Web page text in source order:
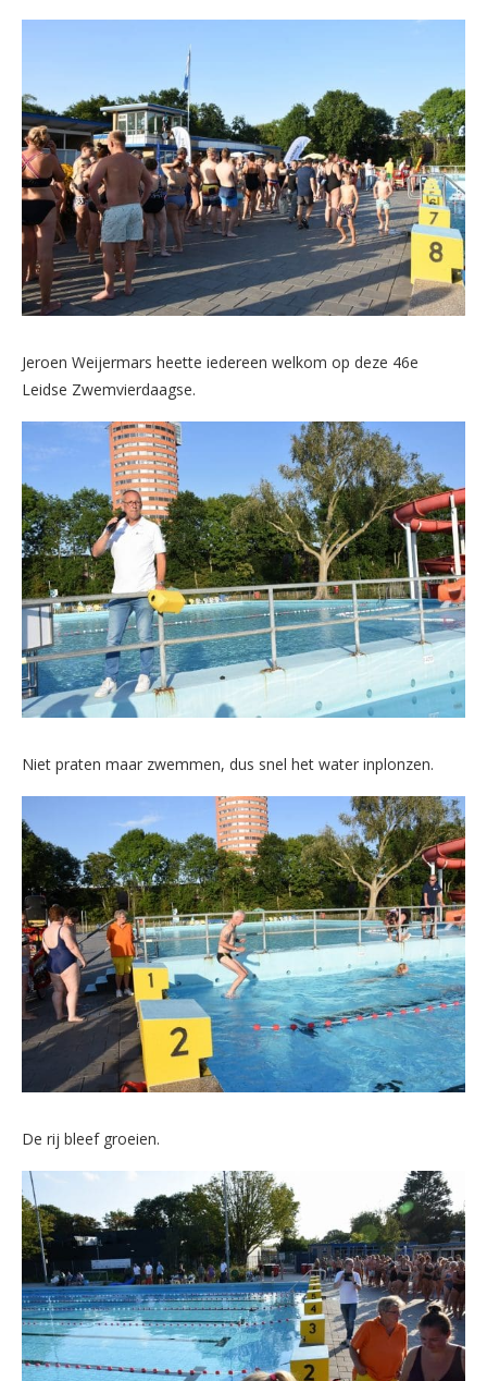
Jeroen Weijermars heette iedereen welkom op deze 46e
Leidse Zwemvierdaagse.
Niet praten maar zwemmen, dus snel het water inplonzen.
De rij bleef groeien.